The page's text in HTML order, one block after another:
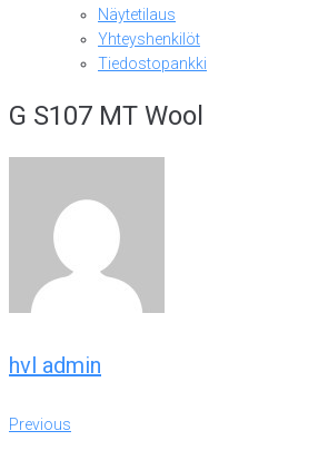
Näytetilaus
Yhteyshenkilöt
Tiedostopankki
G S107 MT Wool
hvl admin
Artikkelien
Previous
Previous